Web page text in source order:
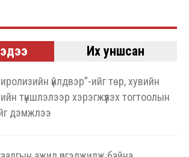
Их уншсан
пиролизийн үйлдвэр”-ийг төр, хувийн
түншлэлээр хэрэгжүүлэх тогтоолын
дэмжлээ